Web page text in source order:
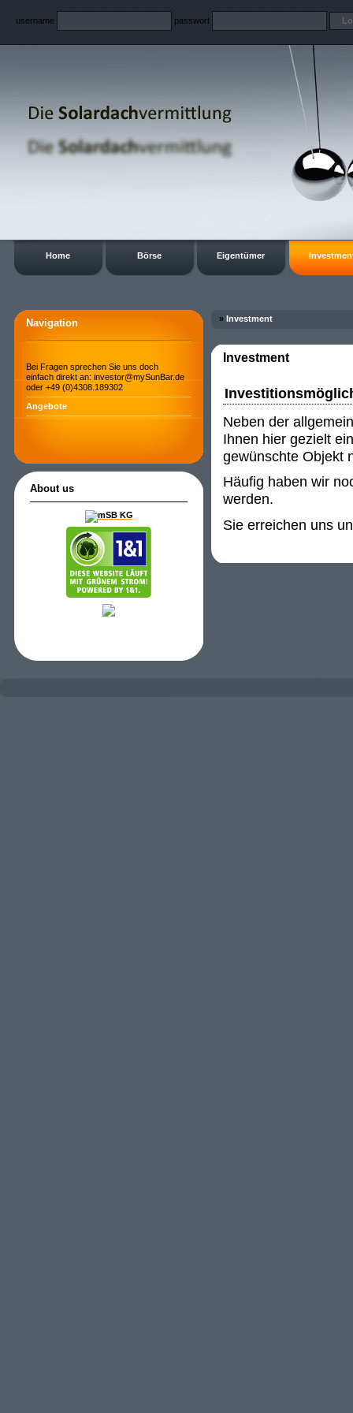
username passwort
Home Börse Eigentümer
Navigation
Bei Fragen sprechen Sie uns doch
einfach direkt an: investor@mySunBar.de
oder +49 (0)4308.189302
Angebote
About us
» Investment
Investment
Neben der
Ihnen hier gezielt
gewünschte Objekt
Häufig haben wir
werden.
Sie erreichen uns